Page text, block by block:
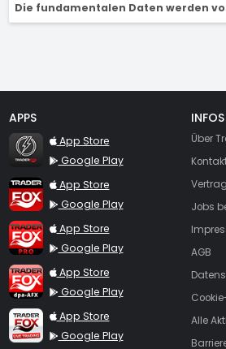
Die fundamentalen Daten werden
APPS
TraderFox Flash
App Store
Google Play
TraderFox App
App Store
Google Play
TraderFox Pro
App Store
Google Play
TraderFox dpa-AFX ProFeed
App Store
Google Play
TraderFox Live Trading
App Store
Google Play
INFOS
Über
Jobs
AGB
Alle